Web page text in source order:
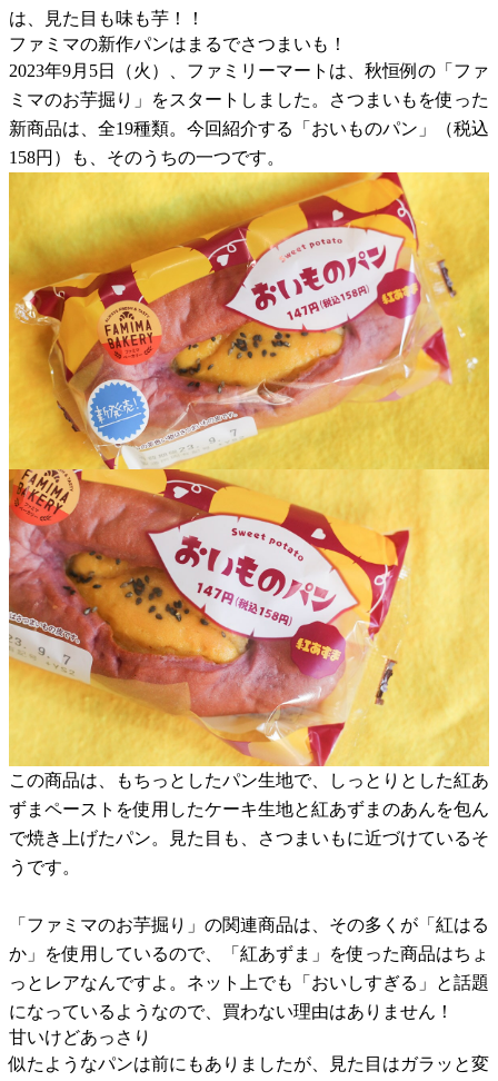
は、見た目も味も芋！！
ファミマの新作パンはまるでさつまいも！
2023年9月5日（火）、ファミリーマートは、秋恒例の「ファ
ミマのお芋掘り」をスタートしました。さつまいもを使った
新商品は、全19種類。今回紹介する「おいものパン」（税込
158円）も、そのうちの一つです。
この商品は、もちっとしたパン生地で、しっとりとした紅あ
ずまペーストを使用したケーキ生地と紅あずまのあんを包ん
で焼き上げたパン。見た目も、さつまいもに近づけているそ
うです。
「ファミマのお芋掘り」の関連商品は、その多くが「紅はる
か」を使用しているので、「紅あずま」を使った商品はちょ
っとレアなんですよ。ネット上でも「おいしすぎる」と話題
になっているようなので、買わない理由はありません！
甘いけどあっさり
似たようなパンは前にもありましたが、見た目はガラッと変